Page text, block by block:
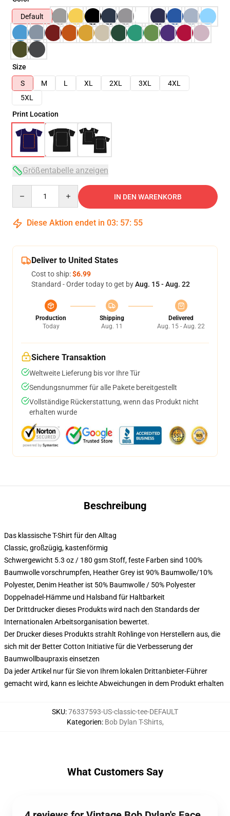
Default
Size
S
M L XL 2XL 3XL
4XL
5XL
Print Location
Größentabelle anzeigen
IN DEN WARENKORB
Diese Aktion endet in 03: 57: 54
Deliver to United States
Cost to ship:$6.99
Standard - Order today to get byAug. 15 - Aug. 22
Production
Today
Shipping
Aug. 11
Delivered
Aug. 15 - Aug. 22
Sichere Transaktion
Weltweite Lieferung bis vor Ihre Tür
Sendungsnummer für alle Pakete bereitgestellt
Vollständige Rückerstattung, wenn das Produkt nicht
erhalten wurde
Beschreibung
Das klassische T-Shirt für den Alltag
Classic, großzügig, kastenförmig
Schwergewicht 5.3 oz / 180 gsm Stoff, feste Farben sind 100%
Baumwolle vorschrumpfen, Heather Grey ist 90% Baumwolle/10%
Polyester, Denim Heather ist 50% Baumwolle / 50% Polyester
Doppelnadel-Hämme und Halsband für Haltbarkeit
Der Drittdrucker dieses Produkts wird nach den Standards der
Internationalen Arbeitsorganisation bewertet.
Der Drucker dieses Produkts strahlt Rohlinge von Herstellern aus, die
sich mit der Better Cotton Initiative für die Verbesserung der
Baumwollbaupraxis einsetzen
Da jeder Artikel nur für Sie von Ihrem lokalen Drittanbieter-Führer
gemacht wird, kann es leichte Abweichungen in dem Produkt erhalten
SKU:76337593-US-classic-tee-DEFAULT
Kategorien: Bob Dylan T-Shirts,
What Customers Say